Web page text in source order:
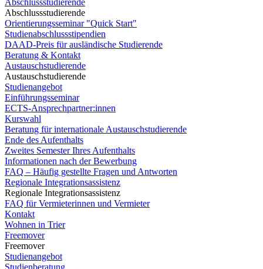
Abschlussstudierende
Abschlussstudierende
Orientierungsseminar "Quick Start"
Studienabschlussstipendien
DAAD-Preis für ausländische Studierende
Beratung & Kontakt
Austauschstudierende
Austauschstudierende
Studienangebot
Einführungsseminar
ECTS-Ansprechpartner:innen
Kurswahl
Beratung für internationale Austauschstudierende
Ende des Aufenthalts
Zweites Semester Ihres Aufenthalts
Informationen nach der Bewerbung
FAQ – Häufig gestellte Fragen und Antworten
Regionale Integrationsassistenz
Regionale Integrationsassistenz
FAQ für Vermieterinnen und Vermieter
Kontakt
Wohnen in Trier
Freemover
Freemover
Studienangebot
Studienberatung